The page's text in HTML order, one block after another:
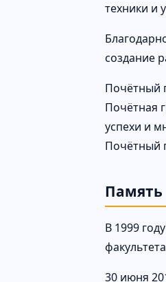
техники и
создание
Почётный
Почётная
успехи и
Почётный
Память
В 1999
30 июня